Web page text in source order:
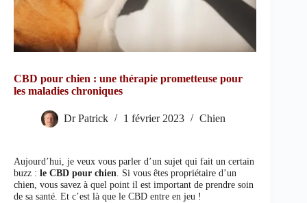
CBD pour chien : une thérapie prometteuse pour
les maladies chroniques
Dr Patrick 1 février 2023 Chien
Aujourd’hui, je veux vous parler d’un sujet qui fait un certain
buzz : le CBD pour chien. Si vous êtes propriétaire d’un
chien, vous savez à quel point il est important de prendre soin
de sa santé. Et c’est là que le CBD entre en jeu !